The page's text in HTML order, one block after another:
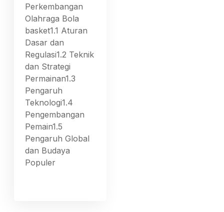
Perkembangan
Olahraga Bola
basket1.1 Aturan
Dasar dan
Regulasi1.2 Teknik
dan Strategi
Permainan1.3
Pengaruh
Teknologi1.4
Pengembangan
Pemain1.5
Pengaruh Global
dan Budaya
Populer